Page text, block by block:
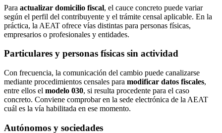
Para actualizar domicilio fiscal, el cauce concreto puede variar
según el perfil del contribuyente y el trámite censal aplicable. En la
práctica, la AEAT ofrece vías distintas para personas físicas,
empresarios o profesionales y entidades.
Particulares y personas físicas sin actividad
Con frecuencia, la comunicación del cambio puede canalizarse
mediante procedimientos censales para modificar datos fiscales,
entre ellos el modelo 030, si resulta procedente para el caso
concreto. Conviene comprobar en la sede electrónica de la AEAT
cuál es la vía habilitada en ese momento.
Autónomos y sociedades